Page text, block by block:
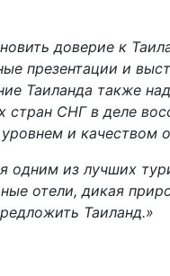
доверие к
презентации и
Таиланда также
стран СНГ в деле
и качеством
одним из лучших
отели, дикая
Таиланд.»